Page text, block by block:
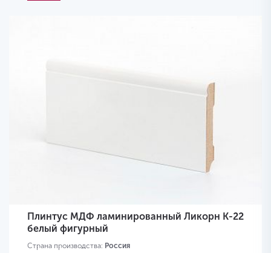
Плинтус МДФ ламинированный Ликорн K-22
белый фигурный
Страна производства: Россия